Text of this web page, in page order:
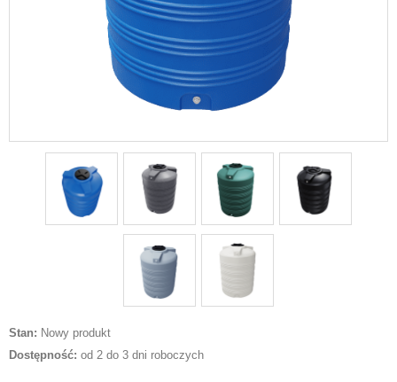
Stan: Nowy produkt
Dostępność: od 2 do 3 dni roboczych